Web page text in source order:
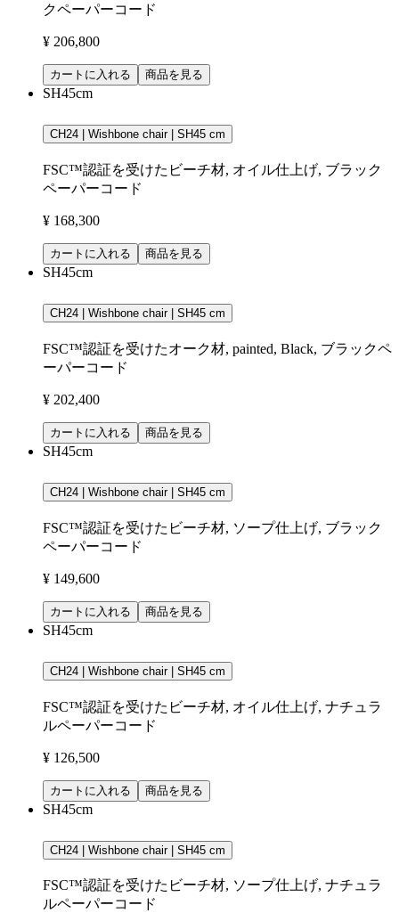
クペーパーコード
¥ 206,800
カートに入れる 商品を見る
SH45cm
CH24 | Wishbone chair | SH45 cm
FSC™認証を受けたビーチ材, オイル仕上げ, ブラック
ペーパーコード
¥ 168,300
カートに入れる 商品を見る
SH45cm
CH24 | Wishbone chair | SH45 cm
FSC™認証を受けたオーク材, painted, Black, ブラックペ
ーパーコード
¥ 202,400
カートに入れる 商品を見る
SH45cm
CH24 | Wishbone chair | SH45 cm
FSC™認証を受けたビーチ材, ソープ仕上げ, ブラック
ペーパーコード
¥ 149,600
カートに入れる 商品を見る
SH45cm
CH24 | Wishbone chair | SH45 cm
FSC™認証を受けたビーチ材, オイル仕上げ, ナチュラ
ルペーパーコード
¥ 126,500
カートに入れる 商品を見る
SH45cm
CH24 | Wishbone chair | SH45 cm
FSC™認証を受けたビーチ材, ソープ仕上げ, ナチュラ
ルペーパーコード